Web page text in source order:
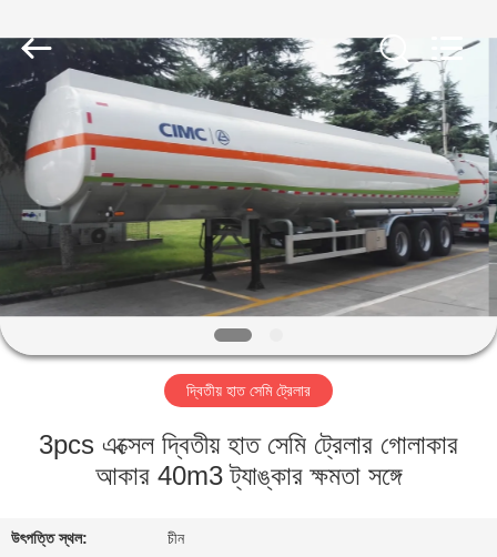
বাড়ি
পণ্য
আমাদের
সম্পর্কে
কারখানা
CO.,
LTD..
Rights
Reserved.
দ্বিতীয় হাত সেমি ট্রেলার
3pcs এক্সেল দ্বিতীয় হাত সেমি ট্রেলার গোলাকার
আকার 40m3 ট্যাঙ্কার ক্ষমতা সঙ্গে
উৎপত্তি স্থল: চীন